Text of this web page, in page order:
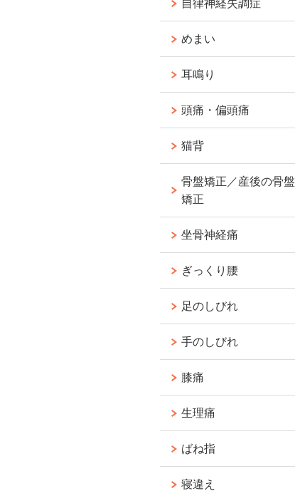
自律神経失調症
めまい
耳鳴り
頭痛・偏頭痛
猫背
骨盤矯正／産後の骨盤
矯正
坐骨神経痛
ぎっくり腰
足のしびれ
手のしびれ
膝痛
生理痛
ばね指
寝違え